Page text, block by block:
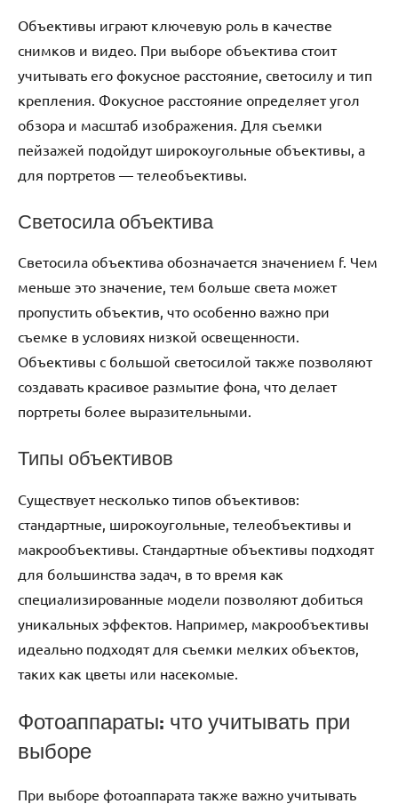
Объективы играют ключевую роль в качестве
снимков и видео. При выборе объектива стоит
учитывать его фокусное расстояние, светосилу и тип
крепления. Фокусное расстояние определяет угол
обзора и масштаб изображения. Для съемки
пейзажей подойдут широкоугольные объективы, а
для портретов — телеобъективы.
Светосила объектива
Светосила объектива обозначается значением f. Чем
меньше это значение, тем больше света может
пропустить объектив, что особенно важно при
съемке в условиях низкой освещенности.
Объективы с большой светосилой также позволяют
создавать красивое размытие фона, что делает
портреты более выразительными.
Типы объективов
Существует несколько типов объективов:
стандартные, широкоугольные, телеобъективы и
макрообъективы. Стандартные объективы подходят
для большинства задач, в то время как
специализированные модели позволяют добиться
уникальных эффектов. Например, макрообъективы
идеально подходят для съемки мелких объектов,
таких как цветы или насекомые.
Фотоаппараты: что учитывать при
выборе
При выборе фотоаппарата также важно учитывать